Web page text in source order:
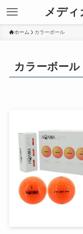
メディ
ホーム カラーボール
カラーボール